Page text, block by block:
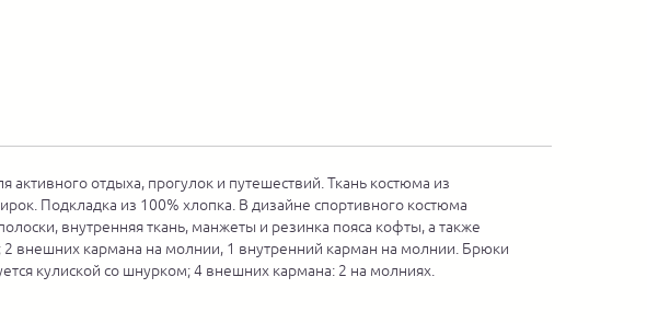
отдыха, прогулок и путешествий. Ткань костюма из
Подкладка из 100% хлопка. В дизайне спортивного костюма
внутренняя ткань, манжеты и резинка пояса кофты, а также
внешних кармана на молнии, 1 внутренний карман на молнии. Брюки
кулиской со шнурком; 4 внешних кармана: 2 на молниях.